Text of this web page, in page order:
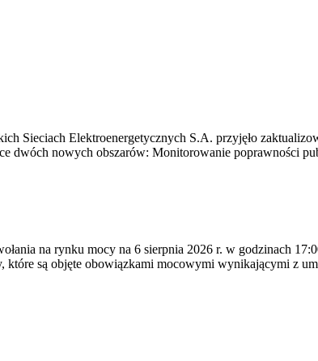
Sieciach Elektroenergetycznych S.A. przyjęło
dwóch nowych obszarów: Monitorowanie poprawności
na rynku mocy na 6 sierpnia 2026 r. w godzinach
które są objęte obowiązkami mocowymi wynikającymi z